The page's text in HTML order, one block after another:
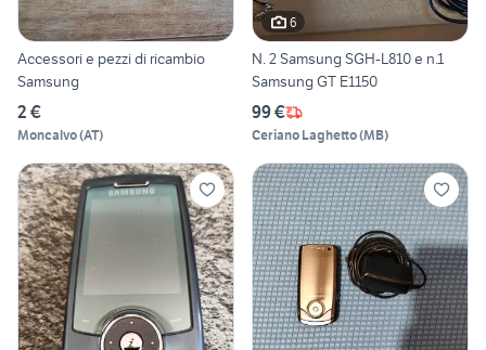
Accessori e pezzi di ricambio
Samsung
2 €
Moncalvo(AT)
6
N. 2 Samsung SGH-L810 e n.1
Samsung GT E1150
99 €
Ceriano Laghetto(MB)